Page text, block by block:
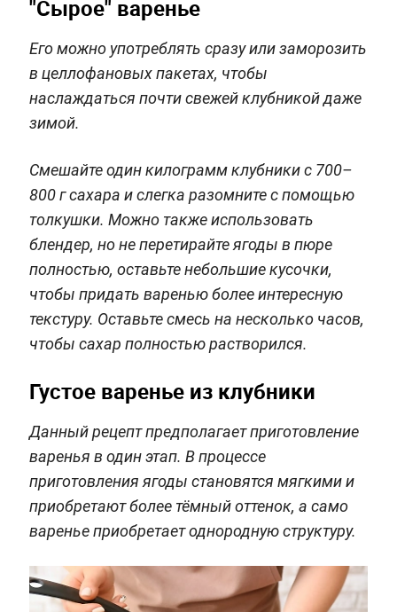
"Сырое" варенье
Его можно употреблять сразу или заморозить
в целлофановых пакетах, чтобы
наслаждаться почти свежей клубникой даже
зимой.
Смешайте один килограмм клубники с 700–
800 г сахара и слегка разомните с помощью
толкушки. Можно также использовать
блендер, но не перетирайте ягоды в пюре
полностью, оставьте небольшие кусочки,
чтобы придать варенью более интересную
текстуру. Оставьте смесь на несколько часов,
чтобы сахар полностью растворился.
Густое варенье из клубники
Данный рецепт предполагает приготовление
варенья в один этап. В процессе
приготовления ягоды становятся мягкими и
приобретают более тёмный оттенок, а само
варенье приобретает однородную структуру.